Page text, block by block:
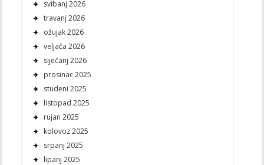
svibanj 2026
travanj 2026
ožujak 2026
veljača 2026
siječanj 2026
prosinac 2025
studeni 2025
listopad 2025
rujan 2025
kolovoz 2025
srpanj 2025
lipanj 2025